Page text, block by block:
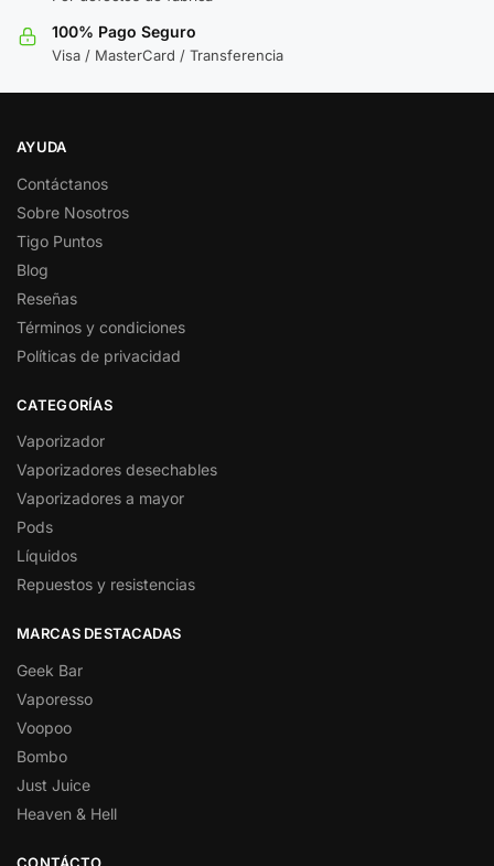
100% Pago Seguro
Visa / MasterCard / Transferencia
AYUDA
Contáctanos
Sobre Nosotros
Tigo Puntos
Blog
Reseñas
Términos y condiciones
Políticas de privacidad
CATEGORÍAS
Vaporizador
Vaporizadores desechables
Vaporizadores a mayor
Pods
Líquidos
Repuestos y resistencias
MARCAS DESTACADAS
Geek Bar
Vaporesso
Voopoo
Bombo
Just Juice
Heaven & Hell
CONTÁCTO